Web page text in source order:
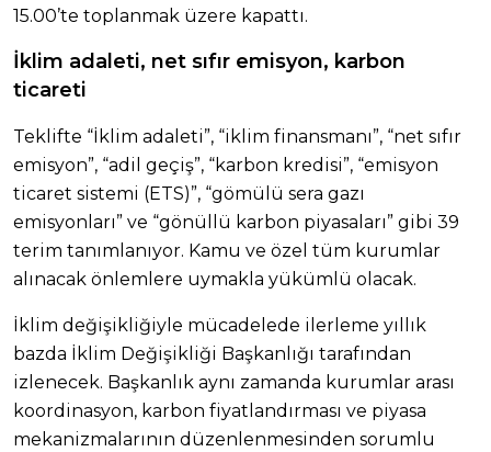
15.00’te toplanmak üzere kapattı.
İklim adaleti, net sıfır emisyon, karbon
ticareti
Teklifte “İklim adaleti”, “iklim finansmanı”, “net sıfır
emisyon”, “adil geçiş”, “karbon kredisi”, “emisyon
ticaret sistemi (ETS)”, “gömülü sera gazı
emisyonları” ve “gönüllü karbon piyasaları” gibi 39
terim tanımlanıyor. Kamu ve özel tüm kurumlar
alınacak önlemlere uymakla yükümlü olacak.
İklim değişikliğiyle mücadelede ilerleme yıllık
bazda İklim Değişikliği Başkanlığı tarafından
izlenecek. Başkanlık aynı zamanda kurumlar arası
koordinasyon, karbon fiyatlandırması ve piyasa
mekanizmalarının düzenlenmesinden sorumlu